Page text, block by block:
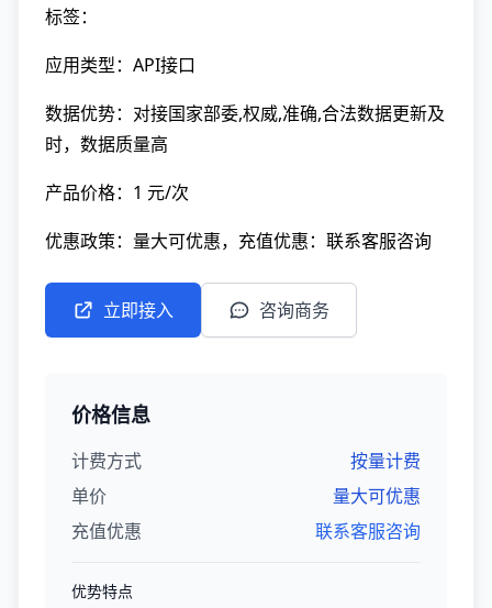
标签：
应用类型：API接口
数据优势：对接国家部委,权威,准确,合法数据更新及
时，数据质量高
产品价格：1 元/次
优惠政策：量大可优惠，充值优惠：联系客服咨询
立即接入 咨询商务
价格信息
计费方式
按量计费
单价
量大可优惠
充值优惠
联系客服咨询
优势特点